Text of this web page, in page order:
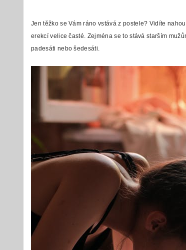
Jen těžko se Vám ráno vstává z postele? Vidíte
erekcí velice časté. Zejména se to stává starším
padesáti nebo šedesáti.